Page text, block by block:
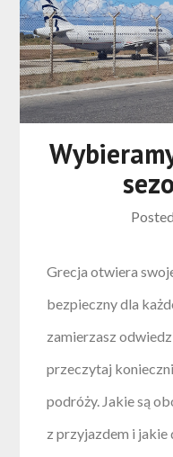
Grecja otwiera
bezpieczny dla
zamierzasz
przeczytaj
podróży. Jakie są
z przyjazdem i